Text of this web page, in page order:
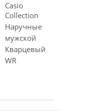
Casio
Collection
Наручные
мужской
Кварцевый
WR